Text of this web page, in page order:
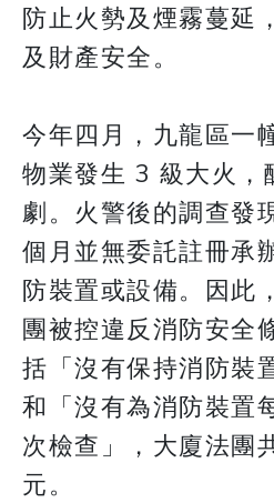
防止火勢及煙霧蔓延
及財產安全。
今年四月，九龍區一
物業發生 3 級大火，
劇。火警後的調查發
個月並無委託註冊承
防裝置或設備。因此
團被控違反消防安全
括「沒有保持消防裝
和「沒有為消防裝置
次檢查」，大廈法團
元。